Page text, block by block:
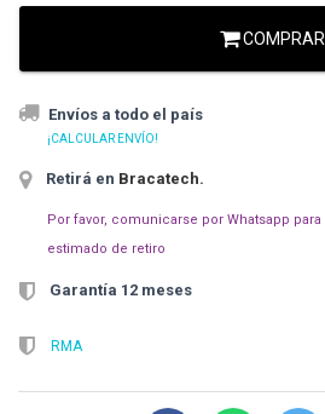
COMPRAR
Envíos a todo el país
¡CALCULAR ENVÍO!
Retirá en Bracatech.
Por favor, comunicarse por Whatsapp
estimado de retiro
Garantía 12 meses
RMA